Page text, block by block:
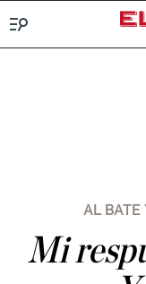
AL BATE
Mi